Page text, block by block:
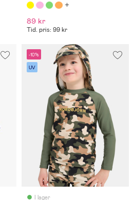
89 kr
Tid. pris: 99 kr
-10%
UV
I lager